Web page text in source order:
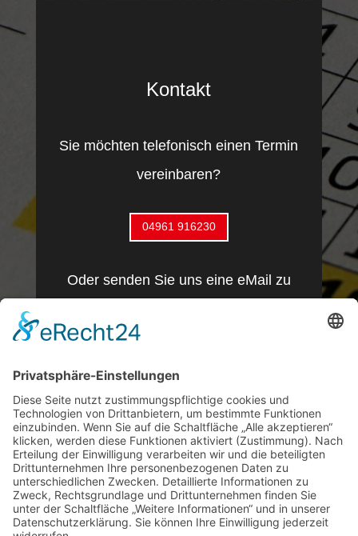
Kontakt
Sie möchten telefonisch einen Termin
vereinbaren?
04961 916230
Oder senden Sie uns eine eMail zu
Wir werden uns schnellstmöglich mit
Ihnen in Verbindung setzen.